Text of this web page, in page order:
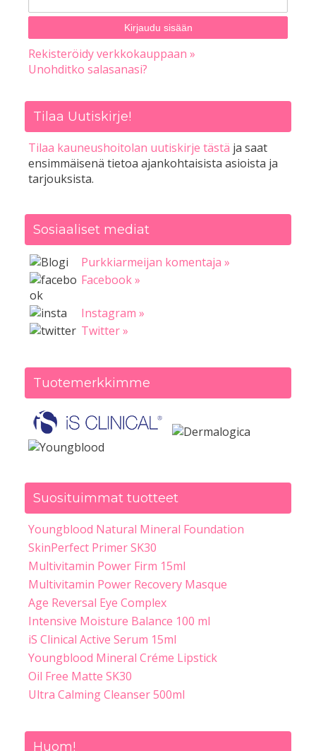
Rekisteröidy verkkokauppaan »
Unohditko salasanasi?
Tilaa Uutiskirje!
Tilaa kauneushoitolan uutiskirje tästä ja saat
ensimmäisenä tietoa ajankohtaisista asioista ja
tarjouksista.
Sosiaaliset mediat
Purkkiarmeijan komentaja »
Facebook »
Instagram »
Twitter »
Tuotemerkkimme
Suosituimmat tuotteet
Youngblood Natural Mineral Foundation
SkinPerfect Primer SK30
Multivitamin Power Firm 15ml
Multivitamin Power Recovery Masque
Age Reversal Eye Complex
Intensive Moisture Balance 100 ml
iS Clinical Active Serum 15ml
Youngblood Mineral Créme Lipstick
Oil Free Matte SK30
Ultra Calming Cleanser 500ml
Huom!